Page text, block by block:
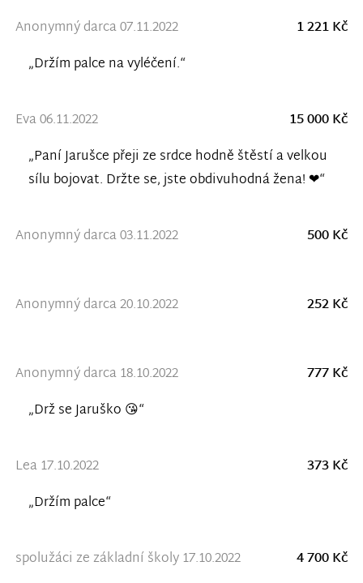
Anonymný darca 07.11.2022
1 221 Kč
„Držím palce na vyléčení.“
Eva 06.11.2022
15 000 Kč
„Paní Jarušce přeji ze srdce hodně štěstí a velkou
sílu bojovat. Držte se, jste obdivuhodná žena! ❤“
Anonymný darca 03.11.2022 500 Kč
Anonymný darca 20.10.2022 252 Kč
Anonymný darca 18.10.2022
777 Kč
„Drž se Jaruško 😘“
Lea 17.10.2022
373 Kč
„Držím palce“
spolužáci ze základní školy 17.10.2022 4 700 Kč